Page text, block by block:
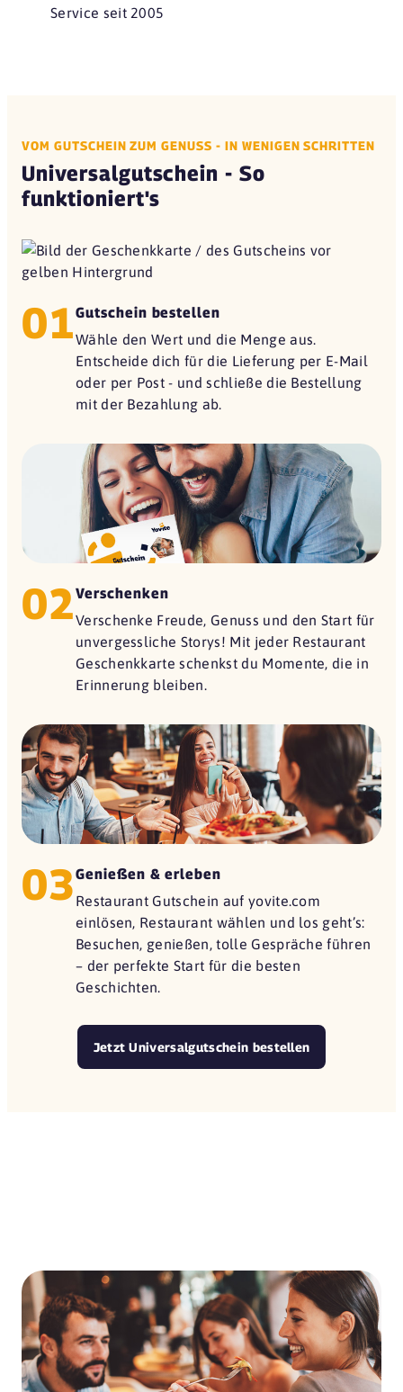
Service seit 2005
VOM GUTSCHEIN ZUM GENUSS - IN WENIGEN SCHRITTEN
Universalgutschein - So
funktioniert's
01Gutschein bestellen
Wähle den Wert und die Menge aus.
Entscheide dich für die Lieferung per E-Mail
oder per Post - und schließe die Bestellung
mit der Bezahlung ab.
02Verschenken
Verschenke Freude, Genuss und den Start für
unvergessliche Storys! Mit jeder Restaurant
Geschenkkarte schenkst du Momente, die in
Erinnerung bleiben.
03Genießen & erleben
Restaurant Gutschein auf yovite.com
einlösen, Restaurant wählen und los geht’s:
Besuchen, genießen, tolle Gespräche führen
– der perfekte Start für die besten
Geschichten.
Jetzt Universalgutschein bestellen